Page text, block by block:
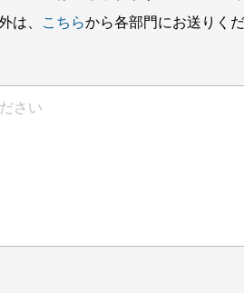
は、
こちらから各部門にお送りくだ